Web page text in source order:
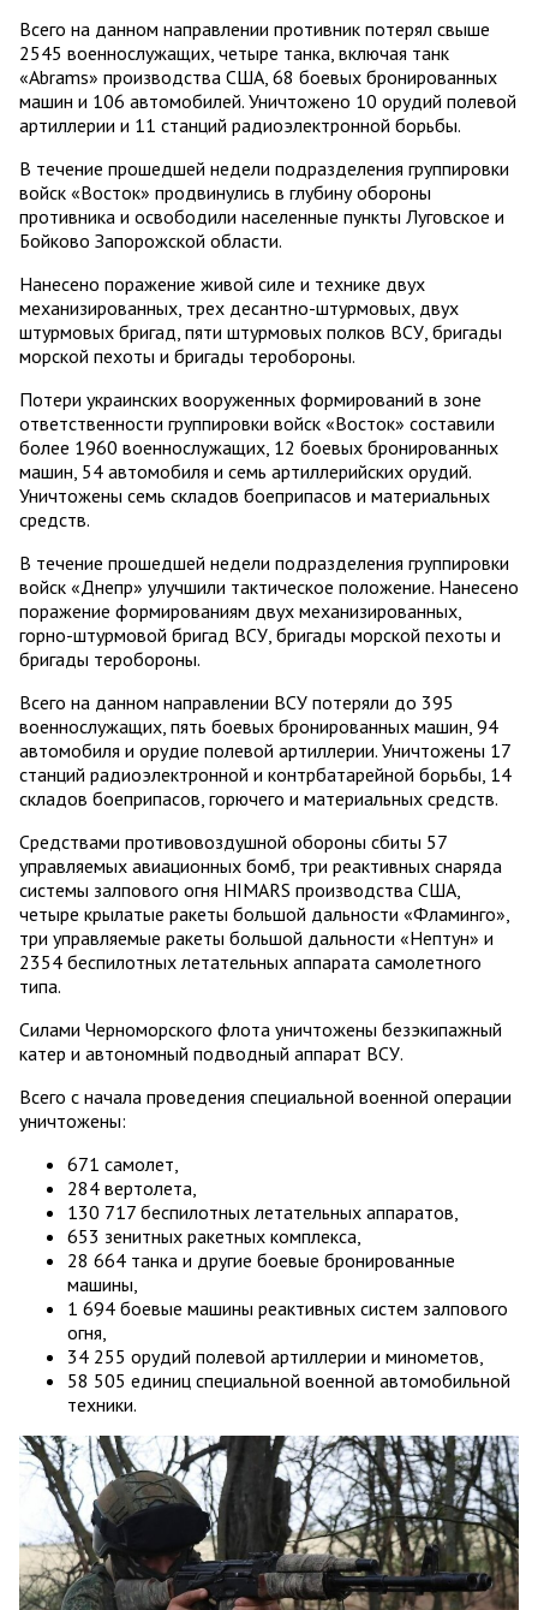
Всего на данном направлении противник потерял свыше
2545 военнослужащих, четыре танка, включая танк
«Abrams» производства США, 68 боевых бронированных
машин и 106 автомобилей. Уничтожено 10 орудий полевой
артиллерии и 11 станций радиоэлектронной борьбы.
В течение прошедшей недели подразделения группировки
войск «Восток» продвинулись в глубину обороны
противника и освободили населенные пункты Луговское и
Бойково Запорожской области.
Нанесено поражение живой силе и технике двух
механизированных, трех десантно-штурмовых, двух
штурмовых бригад, пяти штурмовых полков ВСУ, бригады
морской пехоты и бригады теробороны.
Потери украинских вооруженных формирований в зоне
ответственности группировки войск «Восток» составили
более 1960 военнослужащих, 12 боевых бронированных
машин, 54 автомобиля и семь артиллерийских орудий.
Уничтожены семь складов боеприпасов и материальных
средств.
В течение прошедшей недели подразделения группировки
войск «Днепр» улучшили тактическое положение. Нанесено
поражение формированиям двух механизированных,
горно-штурмовой бригад ВСУ, бригады морской пехоты и
бригады теробороны.
Всего на данном направлении ВСУ потеряли до 395
военнослужащих, пять боевых бронированных машин, 94
автомобиля и орудие полевой артиллерии. Уничтожены 17
станций радиоэлектронной и контрбатарейной борьбы, 14
складов боеприпасов, горючего и материальных средств.
Средствами противовоздушной обороны сбиты 57
управляемых авиационных бомб, три реактивных снаряда
системы залпового огня HIMARS производства США,
четыре крылатые ракеты большой дальности «Фламинго»,
три управляемые ракеты большой дальности «Нептун» и
2354 беспилотных летательных аппарата самолетного
типа.
Силами Черноморского флота уничтожены безэкипажный
катер и автономный подводный аппарат ВСУ.
Всего с начала проведения специальной военной операции
уничтожены:
671 самолет,
284 вертолета,
130 717 беспилотных летательных аппаратов,
653 зенитных ракетных комплекса,
28 664 танка и другие боевые бронированные
машины,
1 694 боевые машины реактивных систем залпового
огня,
34 255 орудий полевой артиллерии и минометов,
58 505 единиц специальной военной автомобильной
техники.